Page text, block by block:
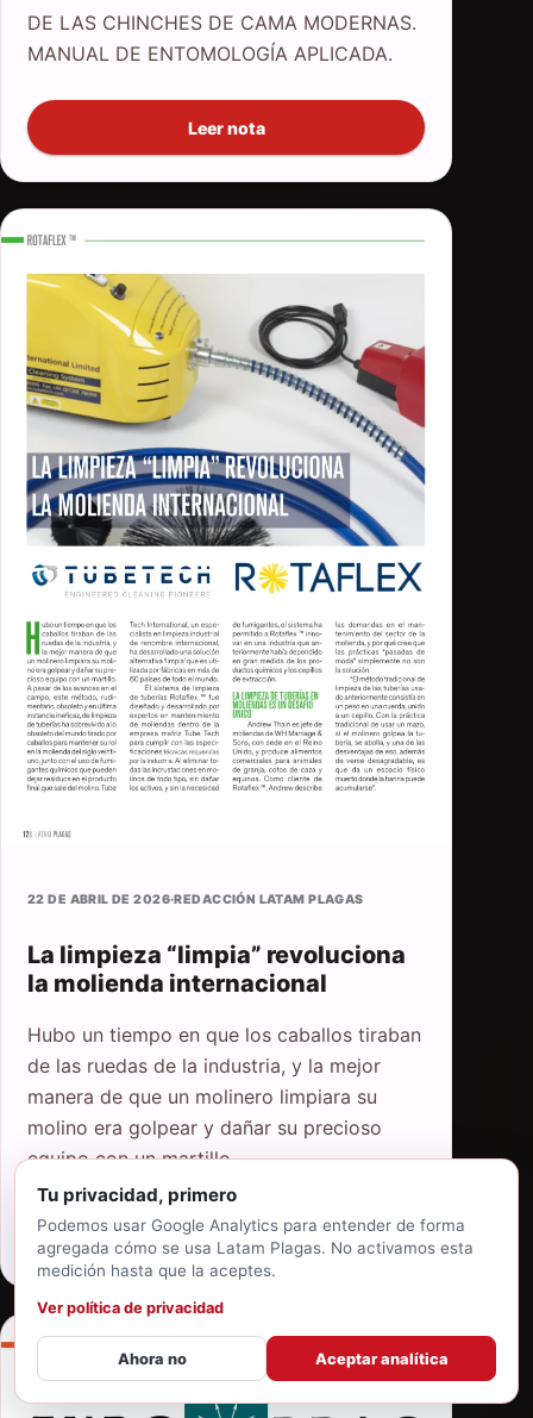
Tu privacidad, primero
Podemos usar Google Analytics para entender de forma
agregada cómo se usa Latam Plagas. No activamos esta
medición hasta que la aceptes.
Ver política de privacidad
Ahora no Aceptar analítica
DE LAS CHINCHES DE CAMA MODERNAS.
MANUAL DE ENTOMOLOGÍA APLICADA.
Leer nota
22 DE ABRIL DE 2026·REDACCIÓN LATAM PLAGAS
La limpieza “limpia” revoluciona
la molienda internacional
Hubo un tiempo en que los caballos tiraban
de las ruedas de la industria, y la mejor
manera de que un molinero limpiara su
molino era golpear y dañar su precioso
equipo con un martillo.
Leer nota